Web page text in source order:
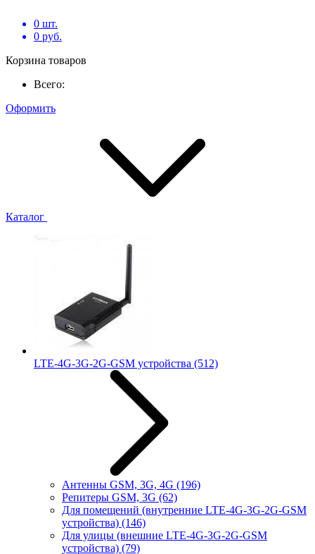
0 шт.
0 руб.
Корзина товаров
Всего:
Оформить
Каталог
LTE-4G-3G-2G-GSM устройства (512)
Антенны GSM, 3G, 4G (196)
Репитеры GSM, 3G (62)
Для помещений (внутренние LTE-4G-3G-2G-GSM
устройства) (146)
Для улицы (внешние LTE-4G-3G-2G-GSM
устройства) (79)